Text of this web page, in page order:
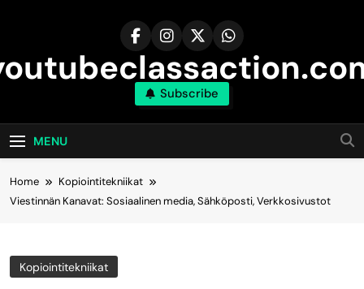
Subscribe
MENU
Home
Kopiointitekniikat
Viestinnän Kanavat: Sosiaalinen media, Sähköposti, Verkkosivustot
Kopiointitekniikat